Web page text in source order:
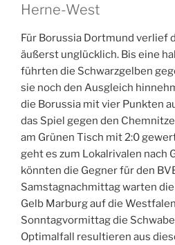
Herne-West
Für Borussia Dortmund verlief
äußerst unglücklich. Bis eine
führten die Schwarzgelben
sie noch den Ausgleich
die Borussia mit vier Punkten
das Spiel gegen den
am Grünen Tisch mit 2:0
geht es zum Lokalrivalen nach
könnten die Gegner für den
Samstagnachmittag warten
Gelb Marburg auf die
Sonntagvormittag die
Optimalfall resultieren aus